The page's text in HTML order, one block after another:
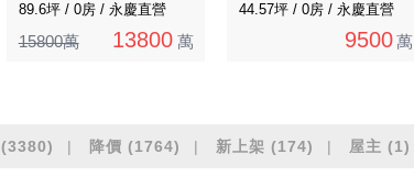
89.6坪 / 0房 / 永慶直營
15800萬 13800 萬
44.57坪 / 0房 / 永慶直營
9500 萬
(3380) 降價 (1764) 新上架 (174) 屋主 (1)